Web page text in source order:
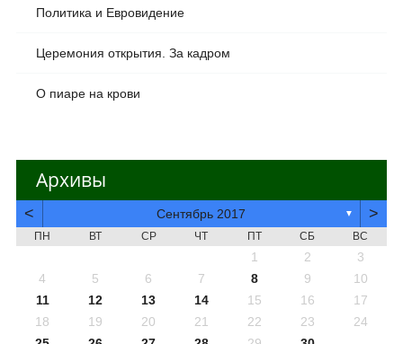
Политика и Евровидение
Церемония открытия. За кадром
О пиаре на крови
Архивы
< Сентябрь 2017 ▼ >
ПН ВТ СР ЧТ ПТ СБ ВС
1 2
3
4
5 6 7 8 9
10
11
12 13 14 15 16
17
18
19 20 21 22 23
24